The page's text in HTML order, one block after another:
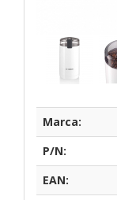
Marca:
P/N:
EAN: